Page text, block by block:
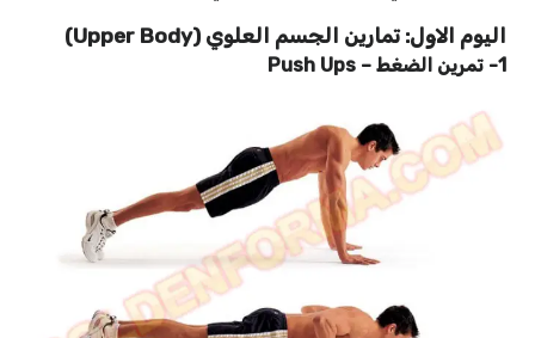
اليوم الاول: تمارين الجسم العلوي (Upper Body)
1- تمرين الضغط –